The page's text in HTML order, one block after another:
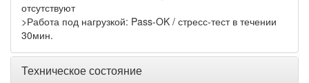
отсутствуют
>Работа под нагрузкой: Pass-OK / стресс-тест в течении
30мин.
Техническое состояние